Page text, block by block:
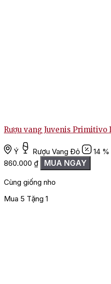
Rượu vang Juvenis Primitivo
Ý Rượu Vang Đỏ
14 %
860.000 ₫ MUA NGAY
Cùng giống nho
Mua 5 Tặng 1